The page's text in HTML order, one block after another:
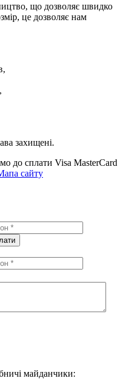
що дозволяє швидко
це дозволяє нам
захищені.
сайту
майданчики: